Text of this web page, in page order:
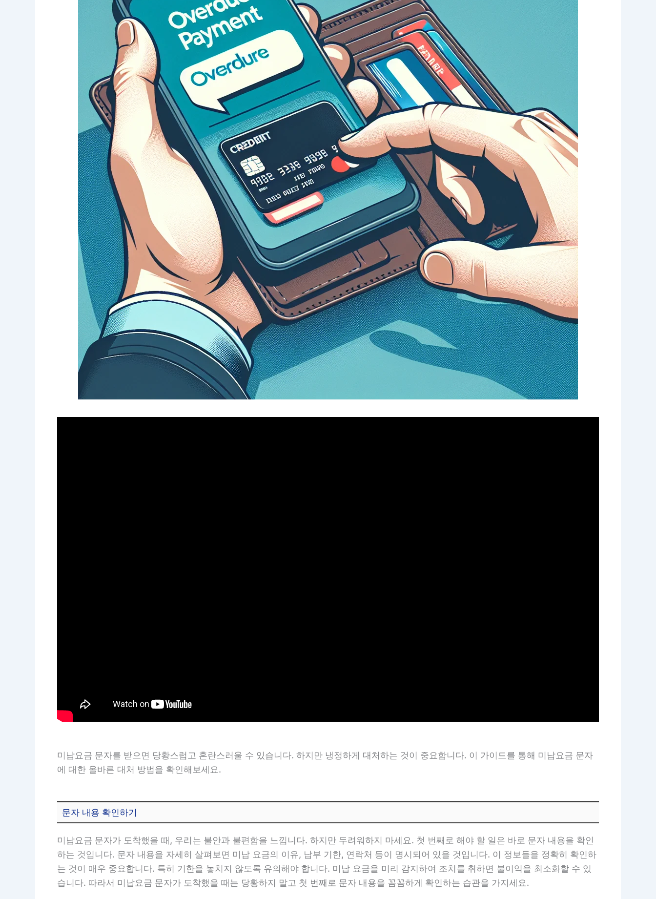
미납요금 문자를 받으면 당황스럽고 혼란스러울 수 있습니다. 하지만 냉정하게 대처하는 것이 중요합니다. 이 가이드를 통해 미납요금 문자
에 대한 올바른 대처 방법을 확인해보세요.
문자 내용 확인하기
미납요금 문자가 도착했을 때, 우리는 불안과 불편함을 느낍니다. 하지만 두려워하지 마세요. 첫 번째로 해야 할 일은 바로 문자 내용을 확인
하는 것입니다. 문자 내용을 자세히 살펴보면 미납 요금의 이유, 납부 기한, 연락처 등이 명시되어 있을 것입니다. 이 정보들을 정확히 확인하
는 것이 매우 중요합니다. 특히 기한을 놓치지 않도록 유의해야 합니다. 미납 요금을 미리 감지하여 조치를 취하면 불이익을 최소화할 수 있
습니다. 따라서 미납요금 문자가 도착했을 때는 당황하지 말고 첫 번째로 문자 내용을 꼼꼼하게 확인하는 습관을 가지세요.